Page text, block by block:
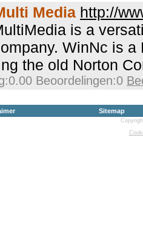
Media http://
is a
WinNc is a
the old Norton
Beoordelingen:0
Sitemap